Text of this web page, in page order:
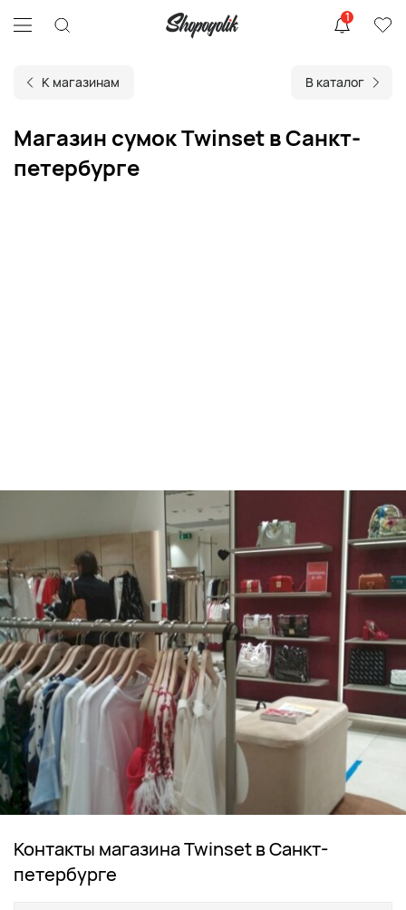
1
К магазинам В каталог
Магазин сумок Twinset в Санкт-
петербурге
Контакты магазина Twinset в Санкт-
петербурге